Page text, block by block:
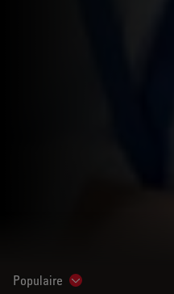
Populaire Show subnavigation